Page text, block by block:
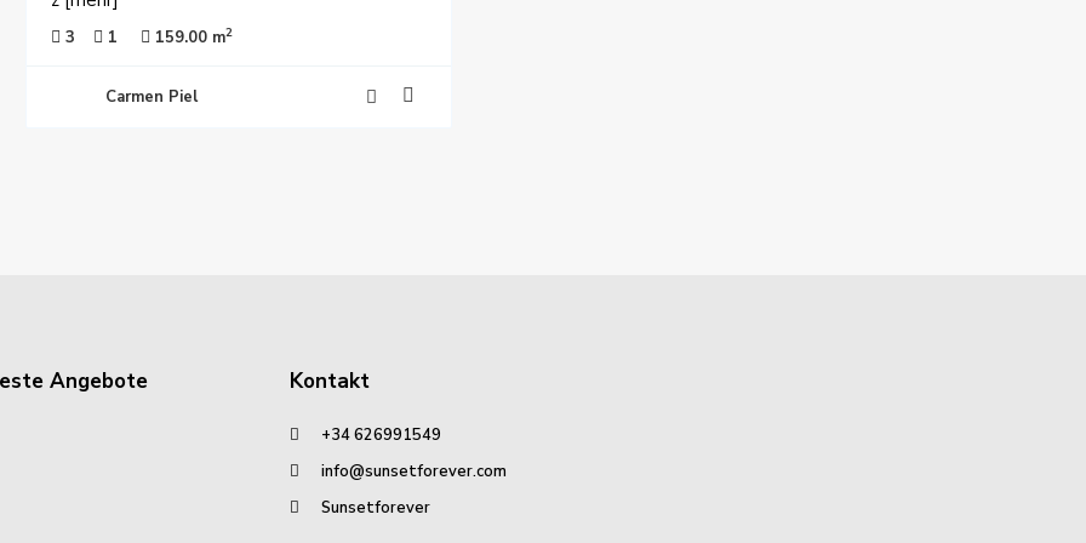
3 1 159.00 m2
Carmen Piel
Angebote Kontakt
+34 626991549
info@sunsetforever.com
Sunsetforever